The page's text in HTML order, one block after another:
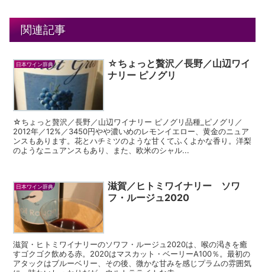
関連記事
日本ワイン辞典
☆ちょっと贅沢／長野／山辺ワイ
ナリー ピノグリ
☆ちょっと贅沢／長野／山辺ワイナリー ピノグリ品種_ピノグリ／
2012年／12%／3450円やや濃いめのレモンイエロー、黄金のニュア
ンスもあります。花とハチミツのような甘くてふくよかな香り。洋梨
のようなニュアンスもあり、また、欧米のシャル...
日本ワイン辞典
滋賀／ヒトミワイナリー ソワ
フ・ルージュ2020
滋賀・ヒトミワイナリーのソワフ・ルージュ2020は、喉の渇きを癒
すゴクゴク飲める赤。2020はマスカット・ベーリーA100％。最初の
アタックはブルーベリー、その後、微かな甘みを感じプラムの雰囲気